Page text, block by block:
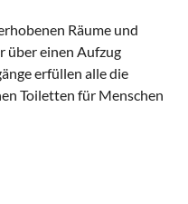
Räume und
über einen Aufzug
erfüllen alle die
Toiletten für Menschen